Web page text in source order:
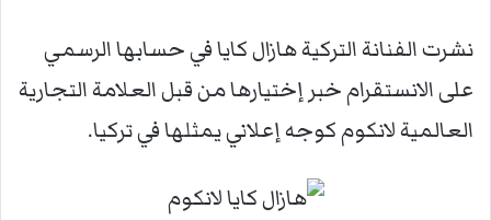
نشرت الفنانة التركية هازال كايا في حسابها الرسمي
على الانستقرام خبر إختيارها من قبل العلامة التجارية
العالمية لانكوم كوجه إعلاني يمثلها في تركيا.